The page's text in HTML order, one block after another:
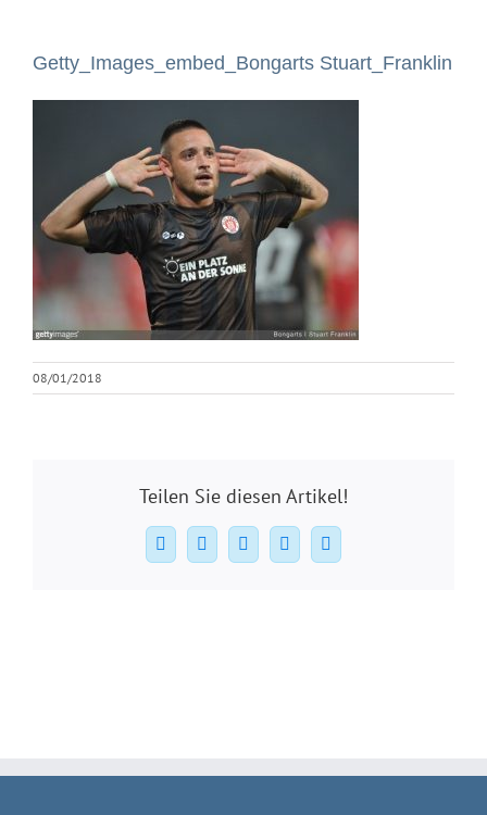
Getty_Images_embed_Bongarts Stuart_Franklin
08/01/2018
Teilen Sie diesen Artikel!
Facebook
X WhatsAppPinterest
E-
Mail